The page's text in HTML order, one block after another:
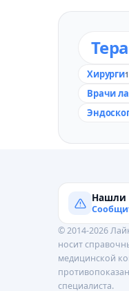
Хирурги1
Врачи
Нашли
© 2014-2026
носит
медицинской
специалиста.